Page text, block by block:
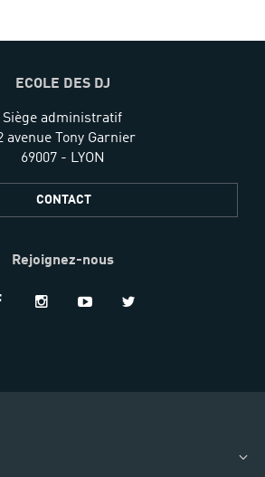
ECOLE DES DJ
Siège administratif
avenue Tony Garnier
69007 - LYON
CONTACT
Rejoignez-nous